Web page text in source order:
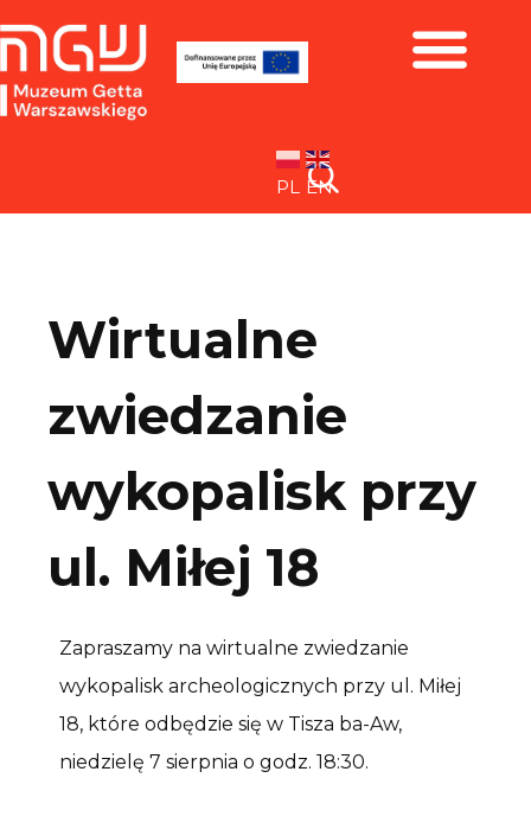
PL EN
Wirtualne
zwiedzanie
wykopalisk przy
ul. Miłej 18
Zapraszamy na wirtualne zwiedzanie
wykopalisk archeologicznych przy ul. Miłej
18, które odbędzie się w Tisza ba-Aw,
niedzielę 7 sierpnia o godz. 18:30.